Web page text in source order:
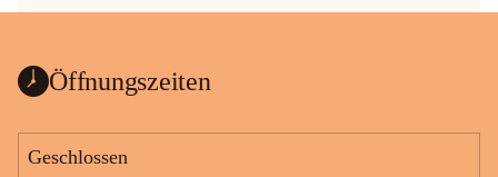
Öffnungszeiten
Geschlossen